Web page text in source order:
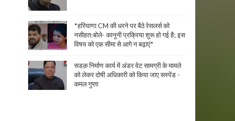
*हरियाणा CM की धरने पर बैठे रेसलर्स को
नसीहत:बोले- कानूनी प्रक्रिया शुरू हो गई है; इस
विषय को एक सीमा से आगे न बढ़ाएं*
सडक़ निर्माण कार्य में अंडर वेट सामग्री के मामले
को लेकर दोषी अधिकारी को किया जाए सस्पेंड -
कमल गुप्ता